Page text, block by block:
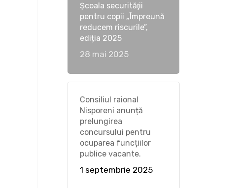
Școala securităţii
pentru copii „Împreună
reducem riscurile”,
ediția 2025
28 mai 2025
Consiliul raional
Nisporeni anunță
prelungirea
concursului pentru
ocuparea funcțiilor
publice vacante.
1 septembrie 2025